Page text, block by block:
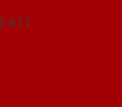
611